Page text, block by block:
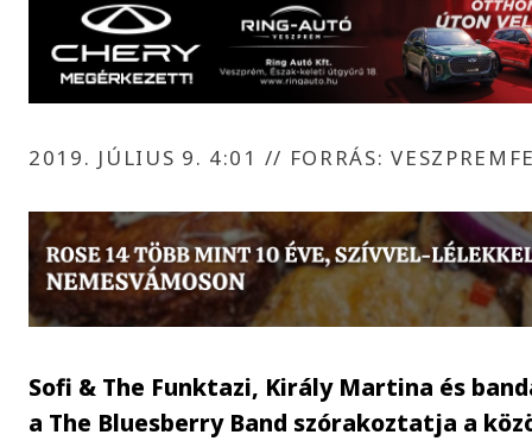
2019. JÚLIUS 9. 4:01 // FORRÁS:
Sofi & The Funktazi, Király Martina és
a The Bluesberry Band szórakoztatja a